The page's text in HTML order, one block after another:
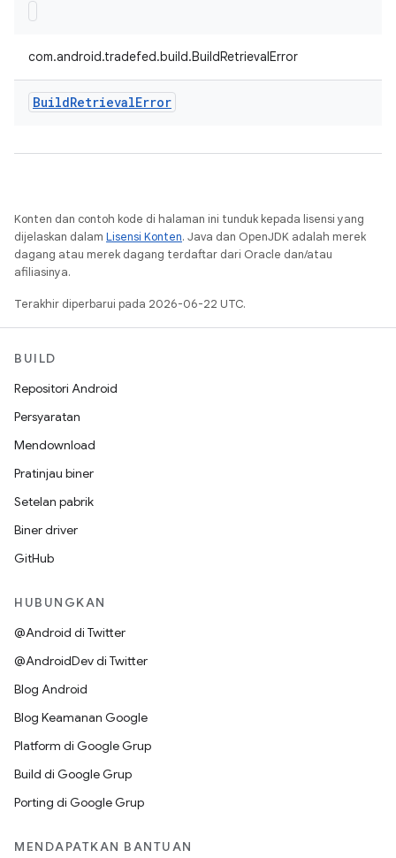
com.android.tradefed.build.BuildRetrievalError
BuildRetrievalError
Konten dan contoh kode di halaman ini tunduk kepada lisensi yang
dijelaskan dalam Lisensi Konten. Java dan OpenJDK adalah merek
dagang atau merek dagang terdaftar dari Oracle dan/atau
afiliasinya.
Terakhir diperbarui pada 2026-06-22 UTC.
BUILD
Repositori Android
Persyaratan
Mendownload
Pratinjau biner
Setelan pabrik
Biner driver
GitHub
HUBUNGKAN
@Android di Twitter
@AndroidDev di Twitter
Blog Android
Blog Keamanan Google
Platform di Google Grup
Build di Google Grup
Porting di Google Grup
MENDAPATKAN BANTUAN